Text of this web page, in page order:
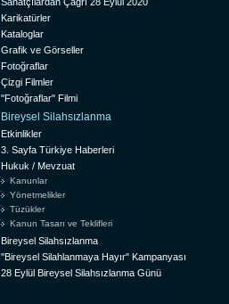
Karikatürler
Kataloglar
Grafik ve Görseller
Fotoğraflar
Çizgi Filmler
"Fotoğraflar" Filmi
Bireysel Silahsızlanma
Etkinlikler
3. Sayfa Türkiye Haberleri
Hukuk / Mevzuat
Kanunlar
Yönetmelikler
Tüzükler
Kanun Tasarı ve Teklifleri
Bireysel Silahsızlanma
"Bireysel Silahlanmaya Hayır" Kampanyası
28 Eylül Bireysel Silahsızlanma Günü